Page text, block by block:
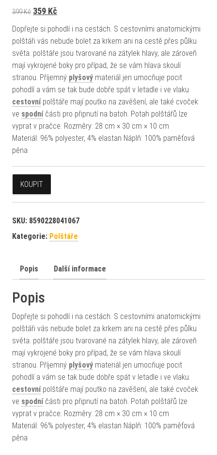
399Kč Původní cena byla: 399 Kč.
359 Kč
Dopřejte si pohodlí i na cestách. S cestovními anatomickými
polštáři vás nebude bolet za krkem ani na cestě přes půlku
světa. polštáře jsou tvarované na zátylek hlavy, ale zároveň
mají vykrojené boky pro případ, že se vám hlava skoulí
stranou. Příjemný plyšový materiál jen umocňuje pocit
pohodlí a vám se tak bude dobře spát v letadle i ve vlaku.
cestovnípolštáře mají poutko na zavěšení, ale také cvoček
ve spodníčásti pro připnutí na batoh. Potah polštářů lze
vyprat v pračce. Rozměry: 28 cm × 30 cm × 10 cm
Materiál: 96% polyester, 4% elastan Náplň: 100% paměťová
pěna
KOUPIT
SKU: 8590228041067
Kategorie: Polštáře
Popis Další informace
Popis
Dopřejte si pohodlí i na cestách. S cestovními anatomickými
polštáři vás nebude bolet za krkem ani na cestě přes půlku
světa. polštáře jsou tvarované na zátylek hlavy, ale zároveň
mají vykrojené boky pro případ, že se vám hlava skoulí
stranou. Příjemný plyšový materiál jen umocňuje pocit
pohodlí a vám se tak bude dobře spát v letadle i ve vlaku.
cestovnípolštáře mají poutko na zavěšení, ale také cvoček
ve spodníčásti pro připnutí na batoh. Potah polštářů lze
vyprat v pračce. Rozměry: 28 cm × 30 cm × 10 cm
Materiál: 96% polyester, 4% elastan Náplň: 100% paměťová
pěna